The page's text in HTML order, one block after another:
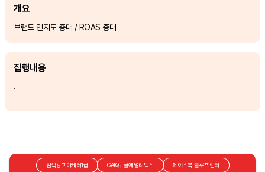
개요
브랜드 인지도 증대 / ROAS 증대
집행내용
.
검색광고마케터1급 GAIQ구글애널리틱스 페이스북 블루프린터